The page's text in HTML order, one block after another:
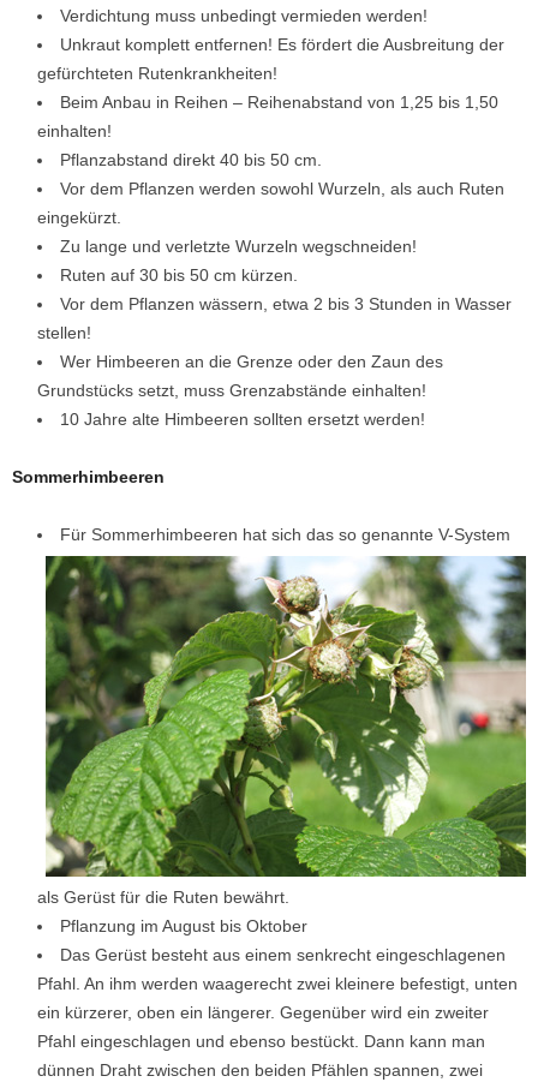
Verdichtung muss unbedingt vermieden werden!
Unkraut komplett entfernen! Es fördert die Ausbreitung der
gefürchteten Rutenkrankheiten!
Beim Anbau in Reihen – Reihenabstand von 1,25 bis 1,50
einhalten!
Pflanzabstand direkt 40 bis 50 cm.
Vor dem Pflanzen werden sowohl Wurzeln, als auch Ruten
eingekürzt.
Zu lange und verletzte Wurzeln wegschneiden!
Ruten auf 30 bis 50 cm kürzen.
Vor dem Pflanzen wässern, etwa 2 bis 3 Stunden in Wasser
stellen!
Wer Himbeeren an die Grenze oder den Zaun des
Grundstücks setzt, muss Grenzabstände einhalten!
10 Jahre alte Himbeeren sollten ersetzt werden!
Sommerhimbeeren
Für Sommerhimbeeren hat sich das so genannte V-System
als Gerüst für die Ruten bewährt.
Pflanzung im August bis Oktober
Das Gerüst besteht aus einem senkrecht eingeschlagenen
Pfahl. An ihm werden waagerecht zwei kleinere befestigt, unten
ein kürzerer, oben ein längerer. Gegenüber wird ein zweiter
Pfahl eingeschlagen und ebenso bestückt. Dann kann man
dünnen Draht zwischen den beiden Pfählen spannen, zwei